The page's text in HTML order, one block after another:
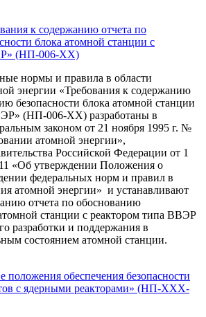
к содержанию отчета по
блока атомной станции с
(НП-006-XX)
нормы и правила в области
энергии «Требования к содержанию
безопасности блока атомной станции
(НП-006-XX) разработаны в
законом от 21 ноября 1995 г. №
атомной энергии»,
Российской Федерации от 1
«Об утверждении Положения о
федеральных норм и правил в
атомной энергии» и устанавливают
отчета по обоснованию
станции с реактором типа ВВЭР
разработки и поддержания в
состоянием атомной станции.
обеспечения безопасности
с ядерными реакторами» (НП-ХХХ-